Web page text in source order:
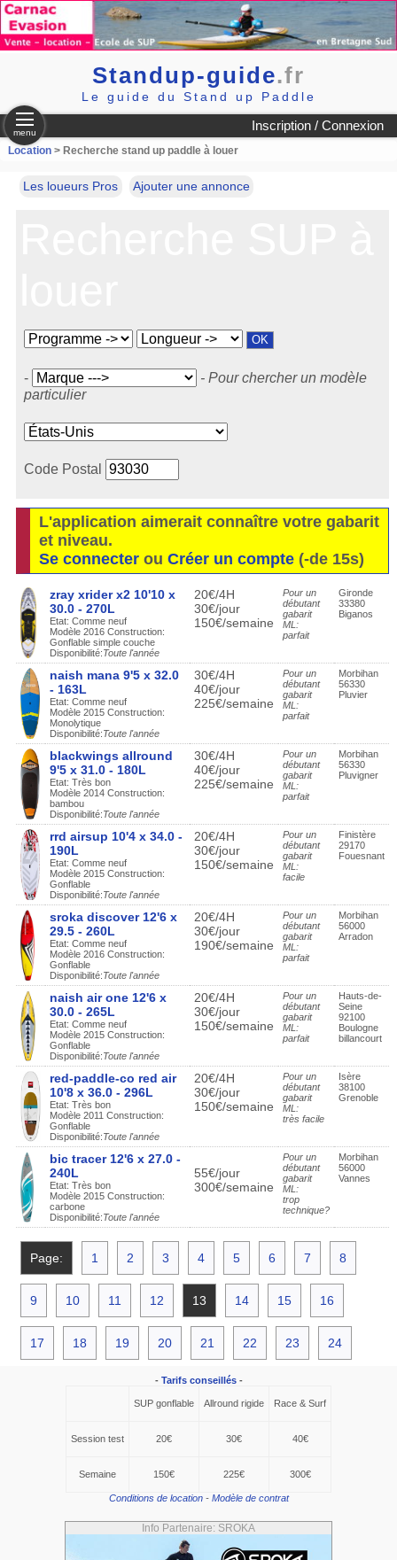
Standup-guide.fr
Le guide du Stand up Paddle
Inscription / Connexion
menu
Location> Recherche stand up paddle à louer
Les loueurs Pros Ajouter une annonce
-
- Pour chercher un modèle
particulier
Code Postal
L'application aimerait connaître votre gabarit
et niveau.
Se connecterou Créer un compte(-de 15s)
zray xrider x2 10'10 x
30.0 - 270L
Etat: Comme neuf
Modèle 2016 Construction:
Gonflable simple couche
Disponibilité:Toute l'année
20€/4H
30€/jour
150€/semaine
Pour un
débutant
gabarit
ML:
parfait
Gironde
33380
Biganos
naish mana 9'5 x 32.0
- 163L
Etat: Comme neuf
Modèle 2015 Construction:
Monolytique
Disponibilité:Toute l'année
30€/4H
40€/jour
225€/semaine
Pour un
débutant
gabarit
ML:
parfait
Morbihan
56330
Pluvier
blackwings allround
9'5 x 31.0 - 180L
Etat: Très bon
Modèle 2014 Construction:
bambou
Disponibilité:Toute l'année
30€/4H
40€/jour
225€/semaine
Pour un
débutant
gabarit
ML:
parfait
Morbihan
56330
Pluvigner
rrd airsup 10'4 x 34.0 -
190L
Etat: Comme neuf
Modèle 2015 Construction:
Gonflable
Disponibilité:Toute l'année
20€/4H
30€/jour
150€/semaine
Pour un
débutant
gabarit
ML:
facile
Finistère
29170
Fouesnant
sroka discover 12'6 x
29.5 - 260L
Etat: Comme neuf
Modèle 2016 Construction:
Gonflable
Disponibilité:Toute l'année
20€/4H
30€/jour
190€/semaine
Pour un
débutant
gabarit
ML:
parfait
Morbihan
56000
Arradon
naish air one 12'6 x
30.0 - 265L
Etat: Comme neuf
Modèle 2015 Construction:
Gonflable
Disponibilité:Toute l'année
20€/4H
30€/jour
150€/semaine
Pour un
débutant
gabarit
ML:
parfait
Hauts-de-
Seine
92100
Boulogne
billancourt
red-paddle-co red air
10'8 x 36.0 - 296L
Etat: Très bon
Modèle 2011 Construction:
Gonflable
Disponibilité:Toute l'année
20€/4H
30€/jour
150€/semaine
Pour un
débutant
gabarit
ML:
très facile
Isère
38100
Grenoble
bic tracer 12'6 x 27.0 -
240L
Etat: Très bon
Modèle 2015 Construction:
carbone
Disponibilité:Toute l'année
55€/jour
300€/semaine
Pour un
débutant
gabarit
ML:
trop
technique?
Morbihan
56000
Vannes
Page: 1 2 3 4 5 6 7 8
9 10 11 12 13 14 15 16
17 18 19 20 21 22 23 24
- Tarifs conseillés-
SUP gonflable Allround rigide Race & Surf
Session test 20€ 30€ 40€
Semaine 150€ 225€ 300€
Conditions de location- Modèle de contrat
Info Partenaire: SROKA